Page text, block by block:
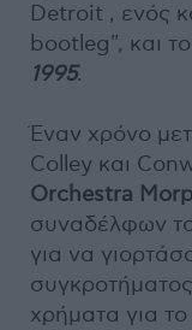
Detroit , ενός
bootleg", και
1995.
Έναν χρόνο
Colley και
Orchestra
συναδέλφων
για να
χρήματα για